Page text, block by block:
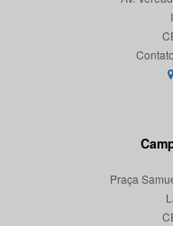
Praça